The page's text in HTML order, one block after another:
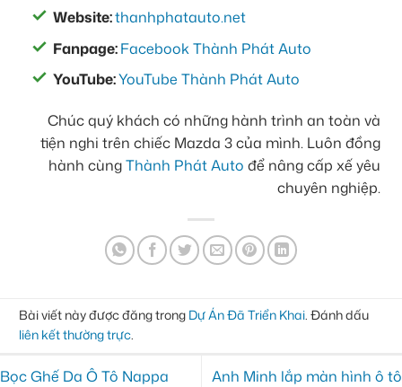
Website:thanhphatauto.net
Fanpage:Facebook Thành Phát Auto
YouTube:YouTube Thành Phát Auto
Chúc quý khách có những hành trình an toàn và
tiện nghi trên chiếc Mazda 3 của mình. Luôn đồng
hành cùngThành Phát Auto để nâng cấp xế yêu
chuyên nghiệp.
Bài viết này được đăng trong Dự Án Đã Triển Khai. Đánh dấu
liên kết thường trực.
Bọc Ghế Da Ô Tô Nappa
Anh Minh lắp màn hình ô tô